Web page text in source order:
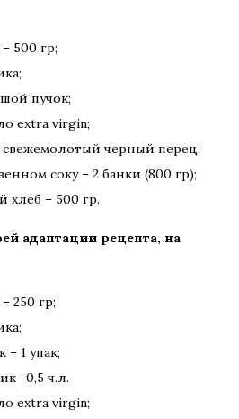
500 гр;
пучок;
extra virgin;
свежемолотый черный перец;
соку – 2 банки (800 гр);
хлеб – 500 гр.
адаптации рецепта, на
250 гр;
– 1 упак;
-0,5 ч.л.
extra virgin;